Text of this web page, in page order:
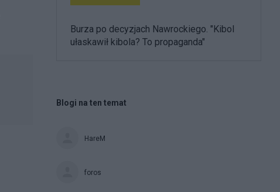
Burza po decyzjach Nawrockiego. "Kibol
ułaskawił kibola? To propaganda"
Blogi na ten temat
HareM
foros